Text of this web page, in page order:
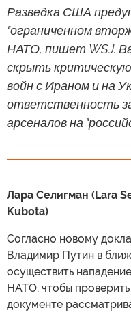
Разведка США
"ограниченном
НАТО, пишет WSJ.
скрыть
войн с Ираном и на
ответственность
арсеналов на
Лара Селигман (Lara
Kubota)
Согласно новому
Владимир Путин в
осуществить
НАТО, чтобы
документе